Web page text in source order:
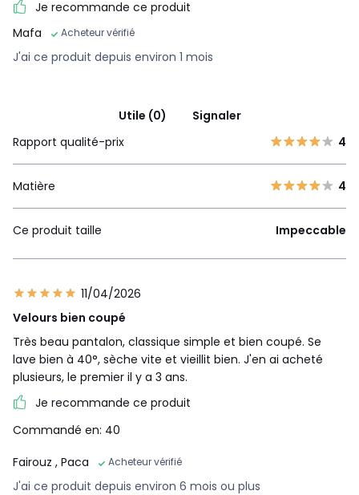
Je recommande ce produit
Mafa
Acheteur vérifié
J'ai ce produit depuis environ 1 mois
Utile (0)
Signaler
Rapport qualité-prix
4
Matière 4
Ce produit taille Impeccable
11/04/2026
Velours bien coupé
Très beau pantalon, classique simple et bien coupé. Se
lave bien à 40°, sèche vite et vieillit bien. J'en ai acheté
plusieurs, le premier il y a 3 ans.
Je recommande ce produit
Commandé en: 40
Fairouz , Paca Acheteur vérifié
J'ai ce produit depuis environ 6 mois ou plus